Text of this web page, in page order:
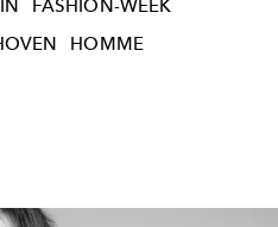
FASHION-WEEK
HOMME